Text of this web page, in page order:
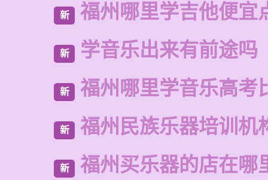
新 福州哪里学吉他便宜
新 学音乐出来有前途吗
新 福州哪里学音乐高考
新 福州民族乐器培训机
新 福州买乐器的店在哪